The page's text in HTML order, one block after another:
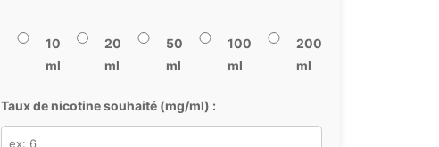
10
ml
20
ml
50
ml
100
ml
200
ml
Taux de nicotine souhaité (mg/ml) :